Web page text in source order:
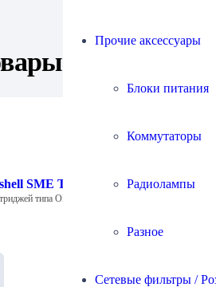
Прочие аксессуары
Блоки питания
Коммутаторы
Радиолампы
Разное
Сетевые фильтры /
SME Type (4420)
типа OM в…